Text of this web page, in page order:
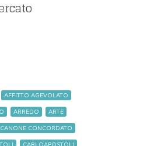
AFFITTO AGEVOLATO
ARREDO ARTE
CANONE CONCORDATO